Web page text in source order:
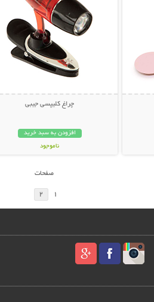
چراغ کلیپسی جیبی
افزودن به سبد خرید
ناموجود
صفحات
1
2